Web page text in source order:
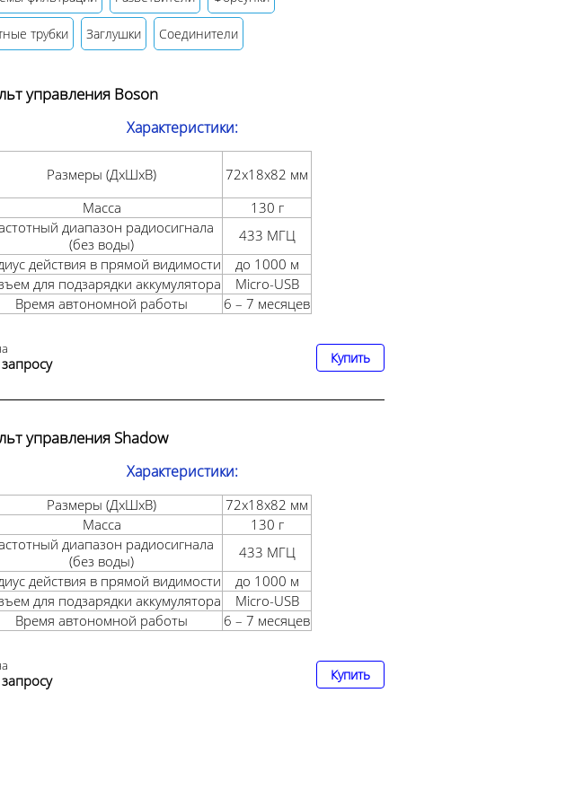
трубки Заглушки Соединители
управления Boson
Характеристики:
Размеры (ДхШхB)
72х18х82 мм
Масса
130 г
диапазон радиосигнала
(без воды)
433 МГЦ
действия в прямой видимости
до 1000 м
для подзарядки аккумулятора
Micro-USB
Время автономной работы
6 – 7 месяцев
Купить
управления Shadow
Характеристики:
Размеры (ДхШхB)
72х18х82 мм
Масса
130 г
диапазон радиосигнала
(без воды)
433 МГЦ
действия в прямой видимости
до 1000 м
для подзарядки аккумулятора
Micro-USB
Время автономной работы
6 – 7 месяцев
Купить